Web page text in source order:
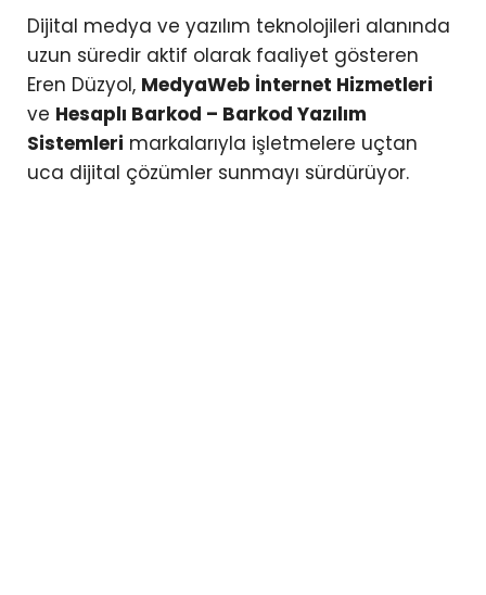
Dijital medya ve yazılım teknolojileri alanında
uzun süredir aktif olarak faaliyet gösteren
Eren Düzyol, MedyaWeb İnternet Hizmetleri
ve Hesaplı Barkod – Barkod Yazılım
Sistemleri markalarıyla işletmelere uçtan
uca dijital çözümler sunmayı sürdürüyor.